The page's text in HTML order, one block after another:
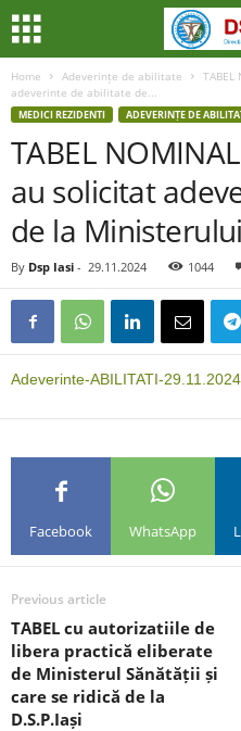
Home Adeverințe de abilitate
adeverinte de abilitate de...
MEDICI REZIDENTI ADEVERINȚE DE
TABEL
au solicitat
de la
By Dsp Iasi - 29.11.2024 1044
Adeverinte-ABILITATI-29.11.2024
Facebook WhatsApp
Previous article
TABEL cu autorizatiile de
libera practică eliberate
de Ministerul Sănătății și
care se ridică de la
D.S.P.Iași